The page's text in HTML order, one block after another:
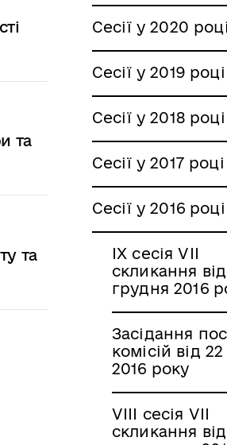
та
та
Сесії у 2020 році
Сесії у 2019 році
Сесії у 2018 році
Сесії у 2017 році
Сесії у 2016 році
IX сесія VII
скликання
грудня 2016
Засідання
комісій від
2016 року
VIII сесія VII
скликання